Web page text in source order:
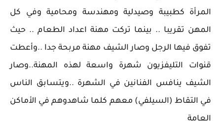
المرأة كطبيبة وصيدلية ومهندسة ومحامية وفي كل
المهن تقريبا .. بينما تركت مهنة اعداد الطعام .. حيث
تفوق فيها الرجل وصار الشيف مهنة مربحة جدا ..وأعطت
قنوات التليفزيون شهرة واسعة لهذه المهنة..وصار
الشيف ينافس الفنانين في الشهرة ..ويتسابق الناس
في التقاط (السيلفي) معهم كلما شاهدوهم في الأماكن
العامة